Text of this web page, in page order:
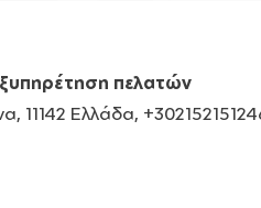
πελατών
11142 Ελλάδα,